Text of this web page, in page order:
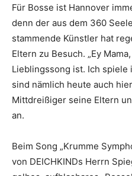
Für Bosse ist Hannover
denn der aus dem 360
stammende Künstler hat
Eltern zu Besuch. „Ey
Lieblingssong ist. Ich
sind nämlich heute auch
Mittdreißiger seine Eltern
an.
Beim Song „Krumme
von DEICHKINDs Herrn